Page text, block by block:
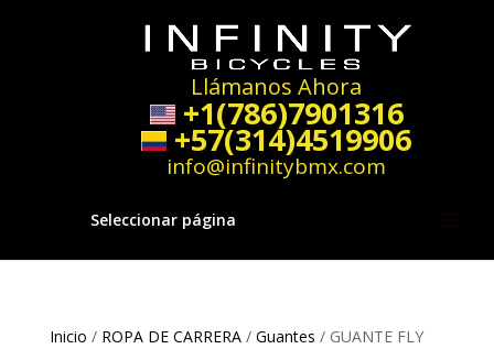
Llámanos Ahora
+1(786)7901316
+57(314)4519906
info@infinitybmx.com
Seleccionar página
Inicio / ROPA DE CARRERA/ Guantes / GUANTE FLY